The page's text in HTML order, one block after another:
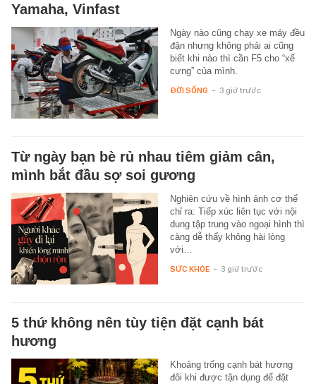
Yamaha, Vinfast
Ngày nào cũng chạy xe máy đều
đặn nhưng không phải ai cũng
biết khi nào thì cần F5 cho “xế
cưng” của mình.
ĐỜI SỐNG - 3 giờ trước
Từ ngày bạn bè rủ nhau tiêm giảm cân,
mình bắt đầu sợ soi gương
Nghiên cứu về hình ảnh cơ thể
chỉ ra: Tiếp xúc liên tục với nội
dung tập trung vào ngoại hình thì
càng dễ thấy không hài lòng
với…
SỨC KHỎE - 3 giờ trước
5 thứ không nên tùy tiện đặt cạnh bát
hương
Khoảng trống cạnh bát hương
đôi khi được tận dụng để đặt